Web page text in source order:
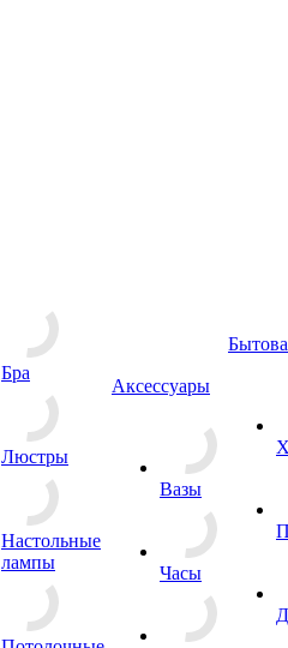
Бра
Люстры
Настольные
лампы
Аксессуары
Вазы
Часы